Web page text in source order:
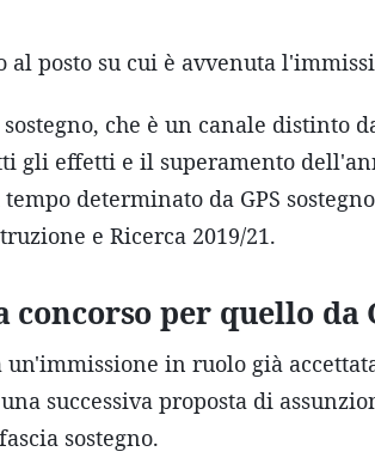
al posto su cui è avvenuta
che è un canale distinto
gli effetti e il superamento
determinato da GPS
e Ricerca 2019/21.
per quello da
in ruolo già
successiva proposta di
sostegno.